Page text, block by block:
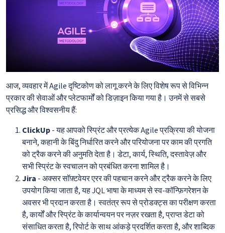
आज, व्यवहार में Agile दृष्टिकोण को लागू करने के लिए विशेष रूप से विभिन्न
प्रकार की सेवाओं और प्लेटफार्मों को डिज़ाइन किया गया है। उनमें से सबसे
प्रसिद्ध और विश्वसनीय हैं:
ClickUp- यह आपको स्प्रिंट और प्रत्येक Agile प्रक्रिया की योजना
बनाने, कहानी के बिंदु निर्धारित करने और परियोजना पर काम की प्रगति
को ट्रैक करने की अनुमति देता है। डेटा, कार्य, स्थिति, दस्तावेज़ और
सभी स्प्रिंट के स्वचालन को प्रबंधित करना शामिल है।
Jira - अक्सर सॉफ़्टवेयर एरर की पहचान करने और ट्रैक करने के लिए
उपयोग किया जाता है, यह JQL भाषा के माध्यम से स्व-कॉन्फ़िगरेशन के
अवसर भी प्रदान करता है। स्वतंत्र रूप से प्रोडक्ट्स का परीक्षण करता
है, कार्यों और स्प्रिंट के कार्यान्वयन पर नज़र रखता है, प्राप्त डेटा को
संसाधित करता है, रिपोर्ट के साथ आंकड़े प्रदर्शित करता है, और शाब्दिक